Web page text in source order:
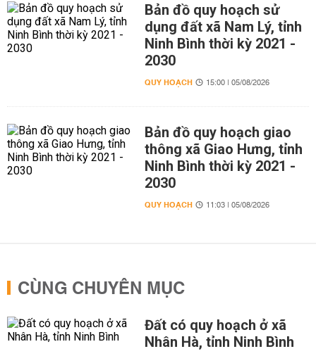
Bản đồ quy hoạch sử
dụng đất xã Nam Lý, tỉnh
Ninh Bình thời kỳ 2021 -
2030
QUY HOẠCH 15:00 | 05/08/2026
Bản đồ quy hoạch giao
thông xã Giao Hưng, tỉnh
Ninh Bình thời kỳ 2021 -
2030
QUY HOẠCH 11:03 | 05/08/2026
CÙNG CHUYÊN MỤC
Đất có quy hoạch ở xã
Nhân Hà, tỉnh Ninh Bình